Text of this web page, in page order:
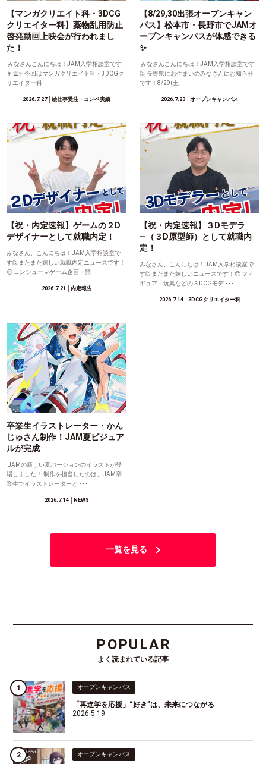
【マンガクリエイト科・3DCG
クリエイター科】薬物乱用防止
啓発動画上映会が行われまし
た！
みなさんこんにちは！JAM入学相談室です
👩‍💻✨ 今回はマンガクリエイト科・3DCGク
リエイター科 ･･･
2026.7.27│絵仕事受注・コンペ実績
【8/29,30出張オープンキャン
パス】松本市・長野市でJAMオ
ープンキャンパスが体感できる
✨
みなさんこんにちは！JAM入学相談室です
🙋 長野県にお住まいのみなさんにお知らせ
です！8/29(土 ･･･
2026.7.23 │オープンキャンパス
【祝・内定速報】ゲームの２D
デザイナーとして就職内定！
みなさん、こんにちは！JAM入学相談室で
す🙋またまた嬉しい就職内定ニュースです！
😊 コンシューマゲーム企画・開 ･･･
2026.7.21 │内定報告
【祝・内定速報】３Dモデラ
―（３D原型師）として就職内
定！
みなさん、こんにちは！JAM入学相談室で
す🙋またまた嬉しいニュースです！😊 フィ
ギュア、玩具などの３DCGモデ ･･･
2026.7.14│3DCGクリエイター科
卒業生イラストレーター・かん
じゅさん制作！JAM夏ビジュア
ルが完成
JAMの新しい夏バージョンのイラストが登
場しました！ 制作を担当したのは、JAM卒
業生でイラストレーターと ･･･
2026.7.14│NEWS
一覧を見る
POPULAR
よく読まれている記事
オープンキャンパス
「再進学を応援」“好き”は、未来につながる
2026.5.19
オープンキャンパス